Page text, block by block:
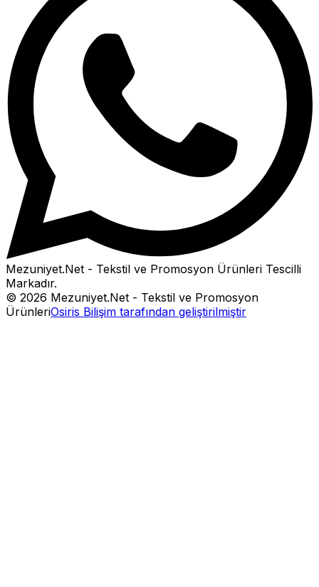
Mezuniyet.Net - Tekstil ve Promosyon Ürünleri Tescilli
Markadır.
© 2026 Mezuniyet.Net - Tekstil ve Promosyon
ÜrünleriOsiris Bilişim tarafından geliştirilmiştir